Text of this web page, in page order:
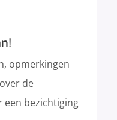
opmerkingen
de
een bezichtiging